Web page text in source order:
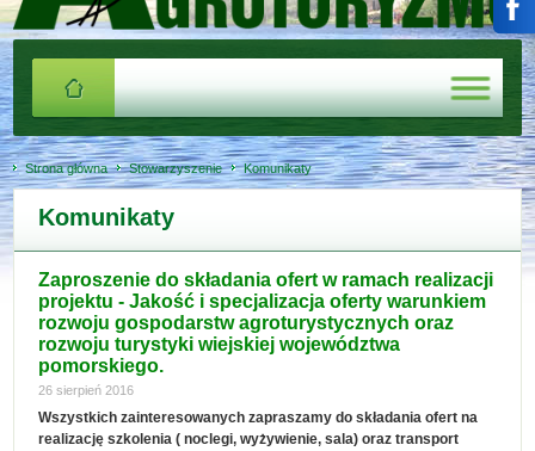
Strona główna Stowarzyszenie Komunikaty
Komunikaty
Zaproszenie do składania ofert w ramach realizacji
projektu - Jakość i specjalizacja oferty warunkiem
rozwoju gospodarstw agroturystycznych oraz
rozwoju turystyki wiejskiej województwa
pomorskiego.
26 sierpień 2016
Wszystkich zainteresowanych zapraszamy do składania ofert na
realizację szkolenia ( noclegi, wyżywienie, sala) oraz transport